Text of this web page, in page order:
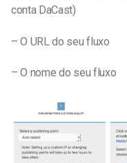
conta DaCast)
– O URL do seu fluxo
– O nome do seu fluxo